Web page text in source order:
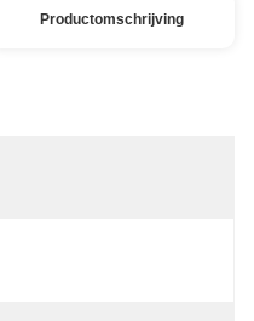
Productomschrijving